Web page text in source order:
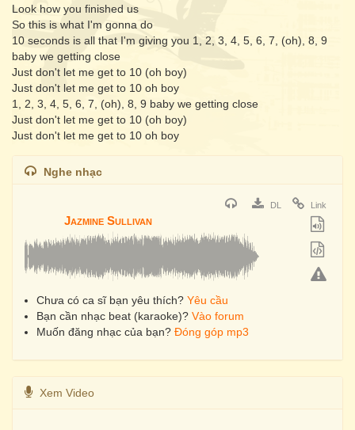
Look how you finished us
So this is what I'm gonna do
10 seconds is all that I'm giving you 1, 2, 3, 4, 5, 6, 7, (oh), 8, 9
baby we getting close
Just don't let me get to 10 (oh boy)
Just don't let me get to 10 oh boy
1, 2, 3, 4, 5, 6, 7, (oh), 8, 9 baby we getting close
Just don't let me get to 10 (oh boy)
Just don't let me get to 10 oh boy
Nghe nhạc
DL Link
Jazmine Sullivan
Chưa có ca sĩ bạn yêu thích? Yêu cầu
Bạn cần nhạc beat (karaoke)? Vào forum
Muốn đăng nhạc của bạn? Đóng góp mp3
Xem Video